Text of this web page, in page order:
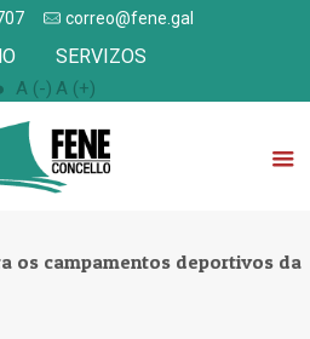
correo@fene.gal
SERVIZOS
A (-) A (+)
os campamentos deportivos da